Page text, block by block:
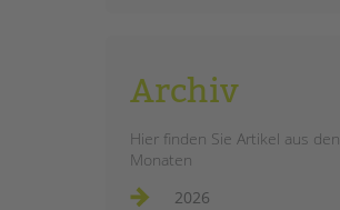
Archiv
Hier finden Sie Artikel aus den
Monaten
2026